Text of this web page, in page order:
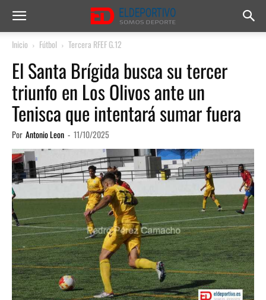
Inicio Fútbol Tercera RFEF G.12
El Santa Brígida busca su tercer
triunfo en Los Olivos ante un
Tenisca que intentará sumar fuera
Por Antonio Leon - 11/10/2025